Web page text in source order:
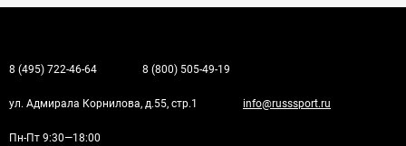
8 (495) 722-46-64 8 (800) 505-49-19
ул. Адмирала Корнилова, д.55, стр.1 info@russsport.ru
Пн-Пт 9:30—18:00